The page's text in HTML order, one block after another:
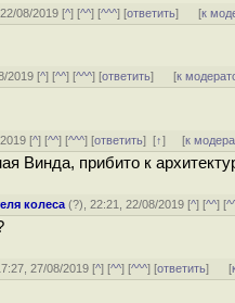
08/2019 [^] [^^] [^^^] [ответить] [к
2019 [^] [^^] [^^^] [ответить] [к
[^] [^^] [^^^] [ответить][↑] [к
Винда, прибито к
колеса (?), 22:21, 22/08/2019 [^] [^^] [
27/08/2019 [^] [^^] [^^^] [ответить] [